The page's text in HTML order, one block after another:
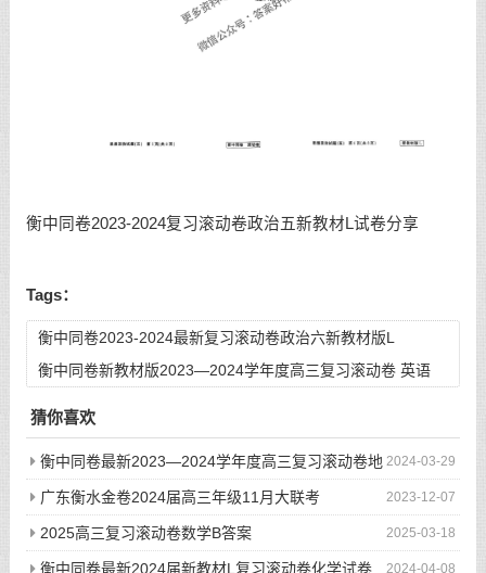
衡中同卷2023-2024复习滚动卷政治五新教材L试卷分享
Tags：
衡中同卷2023-2024最新复习滚动卷政治六新教材版L
衡中同卷新教材版2023—2024学年度高三复习滚动卷 英语
猜你喜欢
2024-03-29
衡中同卷最新2023—2024学年度高三复习滚动卷地
理(二)试卷
2023-12-07
广东衡水金卷2024届高三年级11月大联考
2025-03-18
2025高三复习滚动卷数学B答案
2024-04-08
衡中同卷最新2024届新教材L复习滚动卷化学试卷